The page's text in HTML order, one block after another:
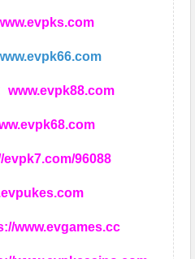
www.evpk88.com
evpk7.com/96088
www.evgames.cc